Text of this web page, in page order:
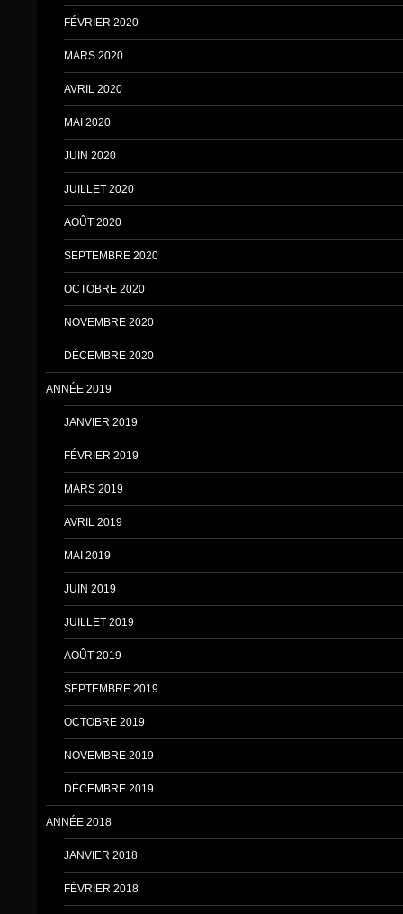
FÉVRIER 2020
MARS 2020
AVRIL 2020
MAI 2020
JUIN 2020
JUILLET 2020
AOÛT 2020
SEPTEMBRE 2020
OCTOBRE 2020
NOVEMBRE 2020
DÉCEMBRE 2020
ANNÉE 2019
JANVIER 2019
FÉVRIER 2019
MARS 2019
AVRIL 2019
MAI 2019
JUIN 2019
JUILLET 2019
AOÛT 2019
SEPTEMBRE 2019
OCTOBRE 2019
NOVEMBRE 2019
DÉCEMBRE 2019
ANNÉE 2018
JANVIER 2018
FÉVRIER 2018